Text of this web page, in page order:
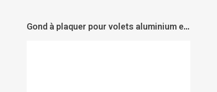
Gond à plaquer pour volets aluminium et PVC - TORBEL